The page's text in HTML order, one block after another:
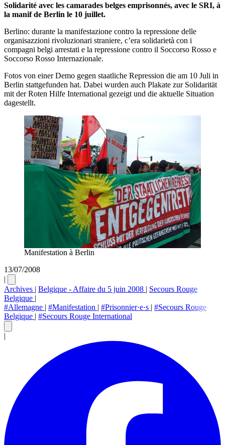
Solidarité avec les camarades belges emprisonnés, avec le SRI, à
la manif de Berlin le 10 juillet.
Berlino: durante la manifestazione contro la repressione delle
organisazzioni rivoluzionari straniere, c’era solidarietà con i
compagni belgi arrestati e la repressione contro il Soccorso Rosso e
Soccorso Rosso Internazionale.
Fotos von einer Demo gegen staatliche Repression die am 10 Juli in
Berlin stattgefunden hat. Dabei wurden auch Plakate zur Solidarität
mit der Roten Hilfe International gezeigt und die aktuelle Situation
dagestellt.
Manifestation à Berlin
13/07/2008
|
Archives | Belgique - Affaire du 5 juin 2008 | Secours Rouge
Belgique |
#Allemagne | #Manifestation | #Prisonnier·e·s | #Secours Rouge
Belgique | #Secours Rouge International
|